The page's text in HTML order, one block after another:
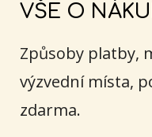
VŠE O
Způsoby platby,
výzvední místa,
zdarma.